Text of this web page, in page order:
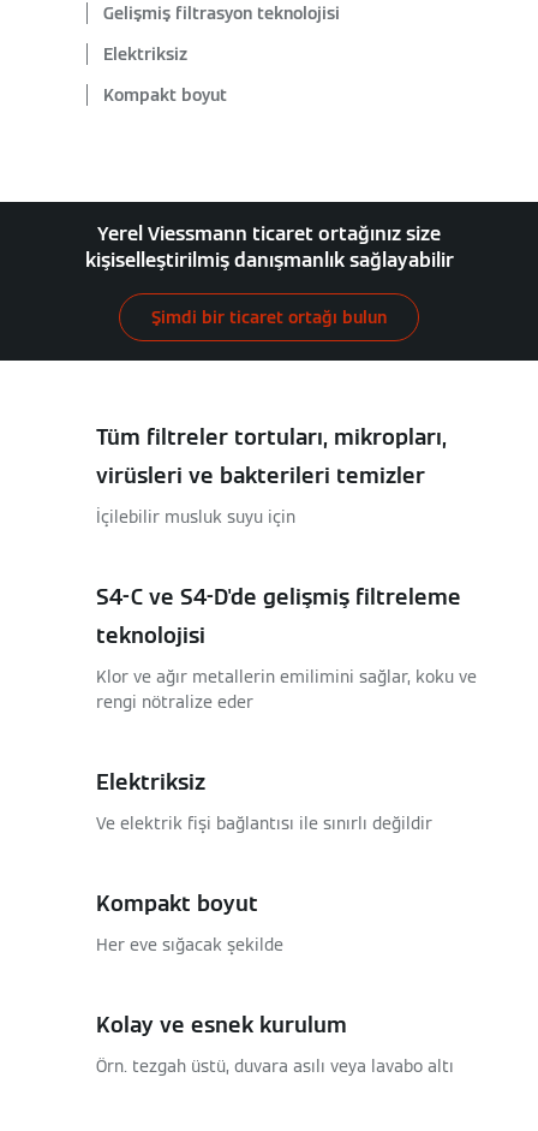
Gelişmiş filtrasyon teknolojisi
Elektriksiz
Kompakt boyut
Yerel Viessmann ticaret ortağınız size
kişiselleştirilmiş danışmanlık sağlayabilir
Şimdi bir ticaret ortağı bulun
Tüm filtreler tortuları, mikropları,
virüsleri ve bakterileri temizler
İçilebilir musluk suyu için
S4-C ve S4-D'de gelişmiş filtreleme
teknolojisi
Klor ve ağır metallerin emilimini sağlar, koku ve
rengi nötralize eder
Elektriksiz
Ve elektrik fişi bağlantısı ile sınırlı değildir
Kompakt boyut
Her eve sığacak şekilde
Kolay ve esnek kurulum
Örn. tezgah üstü, duvara asılı veya lavabo altı